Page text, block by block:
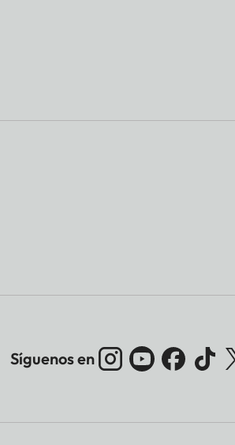
Síguenos en